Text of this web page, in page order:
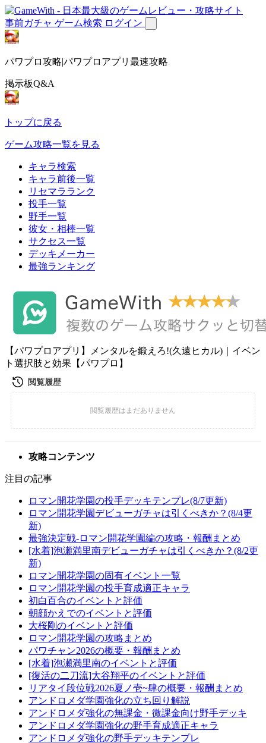
事前ガチャ ゲーム検索 ログイン
パワプロ攻略|パワプロアプリ最速攻略
掲示板Q&A
トップに戻る
ゲーム攻略一覧を見る
キャラ検索
キャラ前後一覧
リセマラランク
投手一覧
野手一覧
彼女・相棒一覧
サクセス一覧
デッキメーカー
最強ランキング
【パワプロアプリ】メンタルを鍛えろ!(久遠ヒカル)｜イベン
ト選択肢と効果【パワプロ】
攻略コンテンツ
注目の記事
ロマン開花学園の投手デッキテンプレ(8/7更新)
ロマン開花学園デビューガチャは引くべきか？(8/4更
新)
最強決定戦-ロマン開花学園編の攻略・報酬まとめ
[水着]泡瀬満里南デビューガチャは引くべきか？(8/2更
新)
ロマン開花学園の固有イベント一覧
ロマン開花学園の投手育成適正キャラ
初白百合のイベントと評価
朝顔かえでのイベントと評価
大桜剛のイベントと評価
ロマン開花学園の攻略まとめ
パワチャン2026の概要・報酬まとめ
[水着]泡瀬満里南のイベントと評価
[復活の二刀流]大谷翔平のイベントと評価
リアタイ段位戦2026夏ノ壱~肆の概要・報酬まとめ
アンドロメダ学園強化の立ち回り解説
アンドロメダ強化の無課金・微課金向け野手デッキ
アンドロメダ学園強化の野手育成適正キャラ
アンドロメダ強化の野手デッキテンプレ